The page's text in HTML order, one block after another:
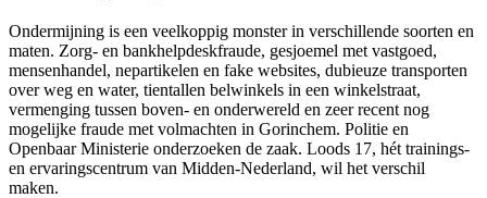
Ondermijning is een veelkoppig monster in verschillende soorten en
maten. Zorg- en bankhelpdeskfraude, gesjoemel met vastgoed,
mensenhandel, nepartikelen en fake websites, dubieuze transporten
over weg en water, tientallen belwinkels in een winkelstraat,
vermenging tussen boven- en onderwereld en zeer recent nog
mogelijke fraude met volmachten in Gorinchem. Politie en
Openbaar Ministerie onderzoeken de zaak. Loods 17, hét trainings-
en ervaringscentrum van Midden-Nederland, wil het verschil
maken.